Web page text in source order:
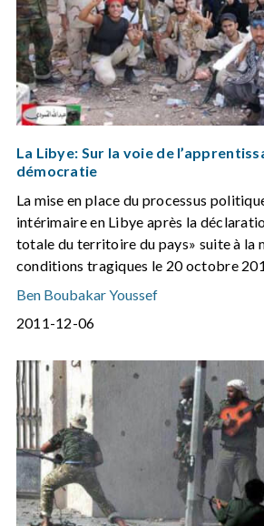
La Libye: Sur la voie de
démocratie
La mise en place du processus
intérimaire en Libye après la
totale du territoire du pays» suite à la
conditions tragiques le 20 octobre
Ben Boubakar Youssef
2011-12-06